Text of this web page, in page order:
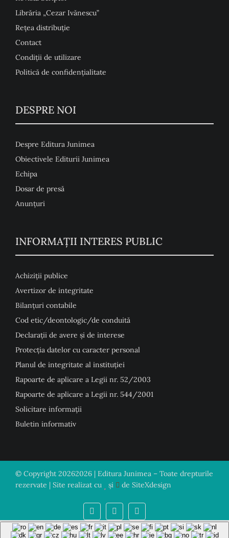
Librăria „Cezar Ivănescu”
Rețea distribuție
Contact
Condiţii de utilizare
Politică de confidențialitate
DESPRE NOI
Despre Editura Junimea
Obiectivele Editurii Junimea
Echipa
Dosar de presă
Anunţuri
INFORMAȚII INTERES PUBLIC
Achiziții publice
Avertizor de integritate
Bilanțuri contabile
Cod etic/deontologic/de conduită
Declarații de avere și de interese
Protecția datelor cu caracter personal
Planul de integritate al instituției
Rapoarte de aplicare a Legii nr. 52/2003
Rapoarte de aplicare a Legii nr. 544/2001
Solicitare informații
Buletin informativ
© Copyright 20262026 | Editura Junimea – Toate drepturile
rezervate | Site realizat cu
și de SiteXdesign